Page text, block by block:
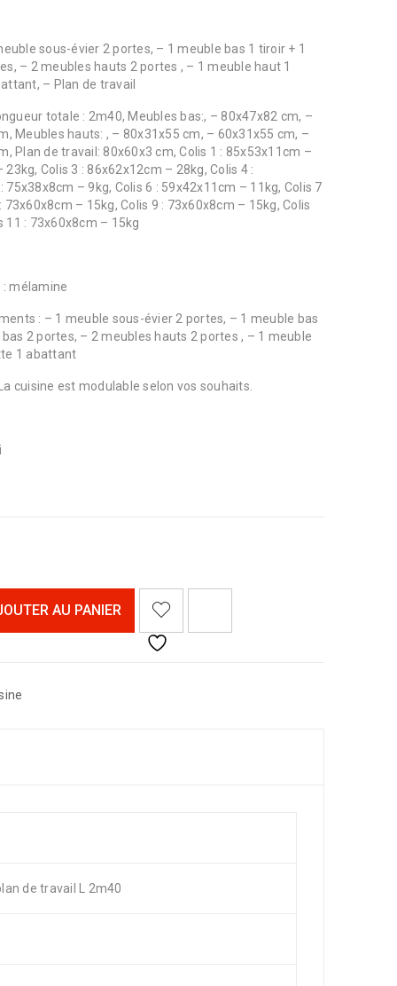
sous-évier 2 portes, – 1 meuble bas 1 tiroir + 1
– 2 meubles hauts 2 portes , – 1 meuble haut 1
– Plan de travail
totale : 2m40, Meubles bas:, – 80x47x82 cm, –
Meubles hauts: , – 80x31x55 cm, – 60x31x55 cm, –
Plan de travail: 80x60x3 cm, Colis 1 : 85x53x11cm –
Colis 3 : 86x62x12cm – 28kg, Colis 4 :
75x38x8cm – 9kg, Colis 6 : 59x42x11cm – 11kg, Colis 7
– 15kg, Colis 9 : 73x60x8cm – 15kg, Colis
11 : 73x60x8cm – 15kg
: mélamine
: – 1 meuble sous-évier 2 portes, – 1 meuble bas
2 portes, – 2 meubles hauts 2 portes , – 1 meuble
1 abattant
cuisine est modulable selon vos souhaits.
AU PANIER
de travail L 2m40